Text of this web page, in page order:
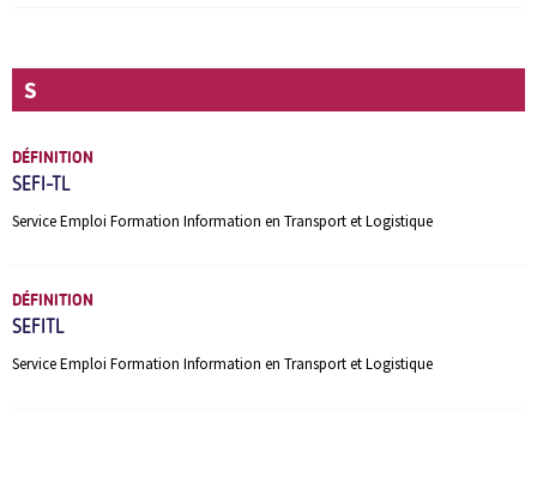
S
DÉFINITION
SEFI-TL
Service Emploi Formation Information en Transport et Logistique
DÉFINITION
SEFITL
Service Emploi Formation Information en Transport et Logistique